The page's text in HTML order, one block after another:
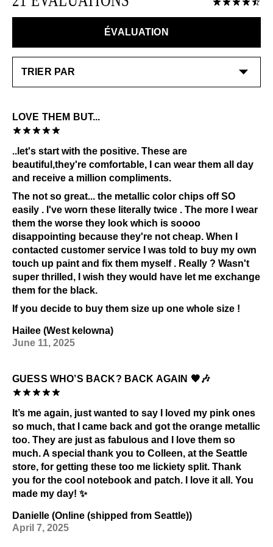
Humidité
Liquides
Alcool et autres solvants
Consultez notre pageEntretienpour obtenir des
informations générales sur l'entretien.
EN SAVOIR PLUSÉVALUATION
LOVE THEM BUT...
..let's start with the positive. These are
beautiful,they're comfortable, I can wear them all day
and receive a million compliments.
The not so great... the metallic color chips off SO
easily . I've worn these literally twice . The more I wear
them the worse they look which is soooo
disappointing because they're not cheap. When I
contacted customer service I was told to buy my own
touch up paint and fix them myself . Really ? Wasn't
super thrilled, I wish they would have let me exchange
them for the black.
If you decide to buy them size up one whole size !
Hailee (West kelowna)
June 11, 2025
GUESS WHO’S BACK? BACK AGAIN 🧡🎶
It’s me again, just wanted to say I loved my pink ones
so much, that I came back and got the orange metallic
too. They are just as fabulous and I love them so
much. A special thank you to Colleen, at the Seattle
store, for getting these too me lickiety split. Thank
you for the cool notebook and patch. I love it all. You
made my day! ✨
Danielle (Online (shipped from Seattle))
April 7, 2025